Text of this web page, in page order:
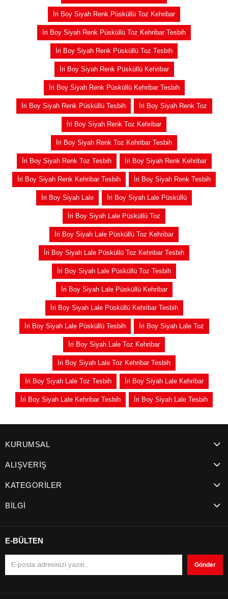
İri Boy Siyah Renk Püsküllü Toz Kehribar
İri Boy Siyah Renk Püsküllü Toz Kehribar Tesbih
İri Boy Siyah Renk Püsküllü Toz Tesbih
İri Boy Siyah Renk Püsküllü Kehribar
İri Boy Siyah Renk Püsküllü Kehribar Tesbih
İri Boy Siyah Renk Püsküllü Tesbih İri Boy Siyah Renk Toz
İri Boy Siyah Renk Toz Kehribar
İri Boy Siyah Renk Toz Kehribar Tesbih
İri Boy Siyah Renk Toz Tesbih İri Boy Siyah Renk Kehribar
İri Boy Siyah Renk Kehribar Tesbih İri Boy Siyah Renk Tesbih
İri Boy Siyah Lale İri Boy Siyah Lale Püsküllü
İri Boy Siyah Lale Püsküllü Toz
İri Boy Siyah Lale Püsküllü Toz Kehribar
İri Boy Siyah Lale Püsküllü Toz Kehribar Tesbih
İri Boy Siyah Lale Püsküllü Toz Tesbih
İri Boy Siyah Lale Püsküllü Kehribar
İri Boy Siyah Lale Püsküllü Kehribar Tesbih
İri Boy Siyah Lale Püsküllü Tesbih İri Boy Siyah Lale Toz
İri Boy Siyah Lale Toz Kehribar
İri Boy Siyah Lale Toz Kehribar Tesbih
İri Boy Siyah Lale Toz Tesbih İri Boy Siyah Lale Kehribar
İri Boy Siyah Lale Kehribar Tesbih İri Boy Siyah Lale Tesbih
KURUMSAL
ALIŞVERİŞ
KATEGORİLER
BİLGİ
E-BÜLTEN
Gönder